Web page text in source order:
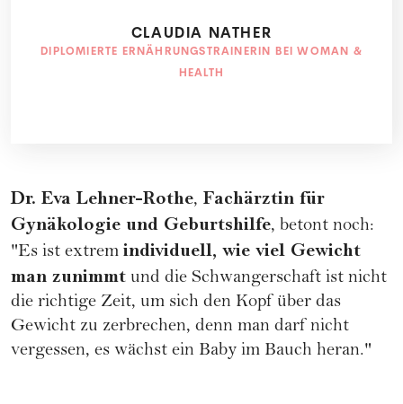
CLAUDIA NATHER
DIPLOMIERTE ERNÄHRUNGSTRAINERIN BEI WOMAN &
HEALTH
Dr. Eva Lehner-Rothe, Fachärztin für
Gynäkologie und Geburtshilfe, betont noch:
"Es ist extrem individuell, wie viel Gewicht
man zunimmt und die Schwangerschaft ist nicht
die richtige Zeit, um sich den Kopf über das
Gewicht zu zerbrechen, denn man darf nicht
vergessen, es wächst ein Baby im Bauch heran."